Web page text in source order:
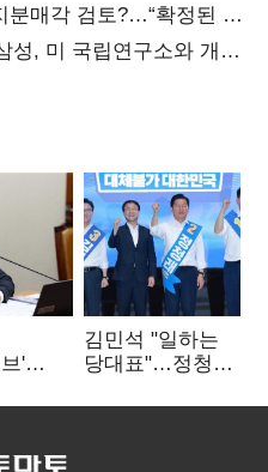
분매각 검토?…“확정된 바
, 미 국립연구소와 개발
'
운
김민석 "일하는
당대표"…정청래
중요"